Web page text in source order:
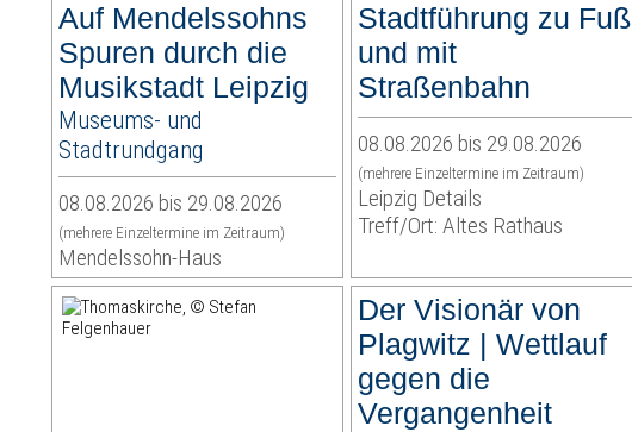
Auf Mendelssohns
Spuren durch die
Musikstadt Leipzig
Museums- und
Stadtrundgang
08.08.2026 bis 29.08.2026
(mehrere Einzeltermine im Zeitraum)
Mendelssohn-Haus
Stadtführung zu Fuß
und mit
Straßenbahn
08.08.2026 bis 29.08.2026
(mehrere Einzeltermine im Zeitraum)
Leipzig Details
Treff/Ort: Altes Rathaus
Der Visionär von
Plagwitz | Wettlauf
gegen die
Vergangenheit